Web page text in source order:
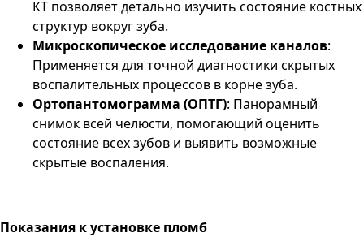
КТ позволяет детально изучить состояние костных
структур вокруг зуба​.
Микроскопическое исследование каналов:
Применяется для точной диагностики скрытых
воспалительных процессов в корне зуба​.
Ортопантомограмма (ОПТГ): Панорамный
снимок всей челюсти, помогающий оценить
состояние всех зубов и выявить возможные
скрытые воспаления​.
Показания к установке пломб